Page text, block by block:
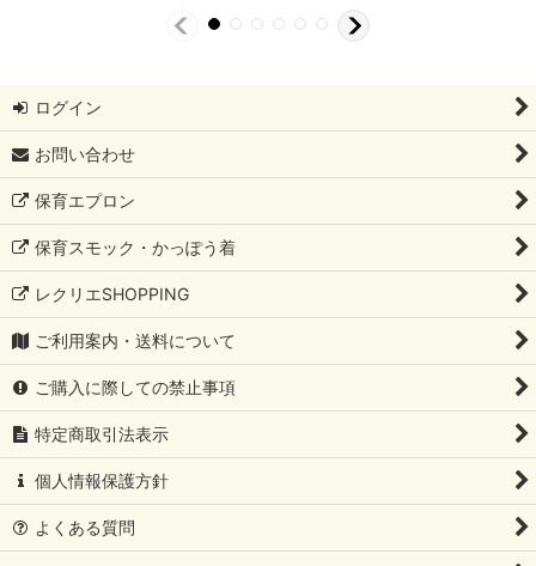
ログイン
お問い合わせ
保育エプロン
保育スモック・かっぽう着
レクリエSHOPPING
ご利用案内・送料について
ご購入に際しての禁止事項
特定商取引法表示
個人情報保護方針
よくある質問